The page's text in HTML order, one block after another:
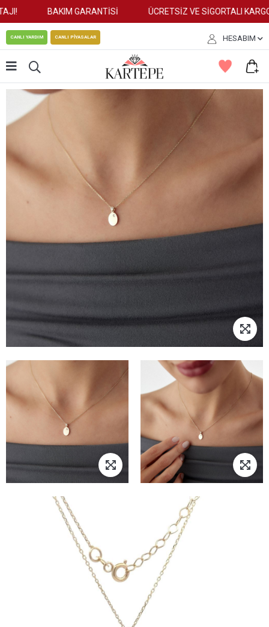
BAKIM GARANTİSİ ÜCRETSİZ VE SİGORTALI KARGO!
CANLI YARDIM CANLI PİYASALAR HESABIM